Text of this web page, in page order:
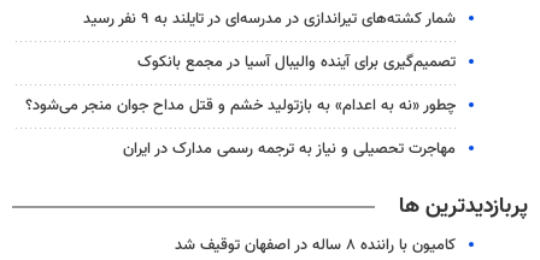
شمار کشته‌های تیراندازی در مدرسه‌ای در تایلند به ۹ نفر رسید
تصمیم‌گیری برای آینده والیبال آسیا در مجمع بانکوک
چطور «نه به اعدام» به بازتولید خشم و قتل مداح جوان منجر می‌شود؟
مهاجرت تحصیلی و نیاز به ترجمه رسمی مدارک در ایران
پربازدیدترین ها
کامیون با راننده ۸ ساله در اصفهان توقیف شد